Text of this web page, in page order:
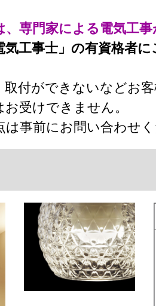
、専門家による電気工
気工事士」の有資格者
付ができないなどお
お受けできません。
は事前にお問い合わせ